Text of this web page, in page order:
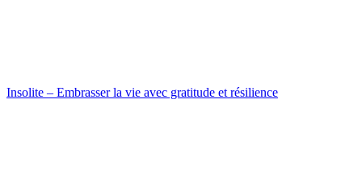
Insolite – Embrasser la vie avec gratitude et résilience